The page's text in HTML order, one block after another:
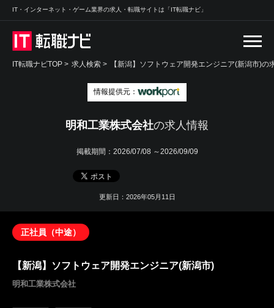
IT・インターネット・ゲーム業界の求人・転職サイトは「IT転職ナビ」
IT転職ナビTOP > 求人検索 > 【新潟】ソフトウェア開発エンジニア(新潟市)の
情報提供元：
明和工業株式会社の求人情報
掲載期間： 2026/07/08 ～2026/09/09
更新日：2026年05月11日
正社員（中途）
【新潟】ソフトウェア開発エンジニア(新潟市)
明和工業株式会社